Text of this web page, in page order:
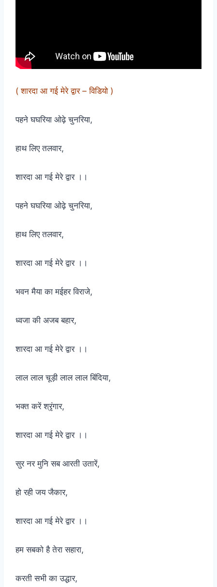
( शारदा आ गई मेरे द्वार – विडियो )
पहने घघरिया ओढ़े चुनरिया,
हाथ लिए तलवार,
शारदा आ गई मेरे द्वार ।।
पहने घघरिया ओढ़े चुनरिया,
हाथ लिए तलवार,
शारदा आ गई मेरे द्वार ।।
भवन मैया का मईहर विराजे,
ध्वजा की अजब बहार,
शारदा आ गई मेरे द्वार ।।
लाल लाल चूड़ी लाल लाल बिंदिया,
भक्त करें श्रृंगार,
शारदा आ गई मेरे द्वार ।।
सुर नर मुनि सब आरती उतारें,
हो रही जय जैकार,
शारदा आ गई मेरे द्वार ।।
हम सबको है तेरा सहारा,
करती सभी का उद्धार,